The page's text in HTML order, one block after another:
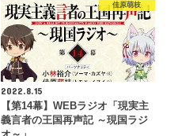
佳原萌枝
2022.8.15
【第14幕】WEBラジオ「現実主
義言者の王国再声記 ～現国ラジ